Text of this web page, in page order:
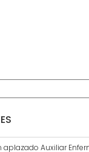
Auxiliar